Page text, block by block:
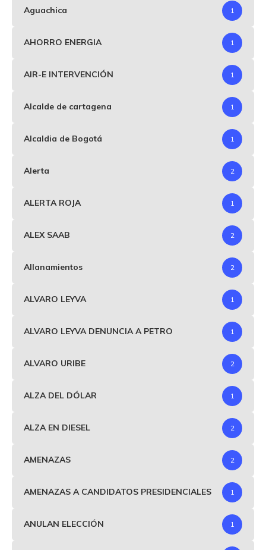
Aguachica 1
AHORRO ENERGIA 1
AIR-E INTERVENCIÓN 1
Alcalde de cartagena 1
Alcaldia de Bogotá 1
Alerta 2
ALERTA ROJA 1
ALEX SAAB 2
Allanamientos 2
ALVARO LEYVA 1
ALVARO LEYVA DENUNCIA A PETRO 1
ALVARO URIBE 2
ALZA DEL DÓLAR 1
ALZA EN DIESEL 2
AMENAZAS 2
AMENAZAS A CANDIDATOS PRESIDENCIALES 1
ANULAN ELECCIÓN 1